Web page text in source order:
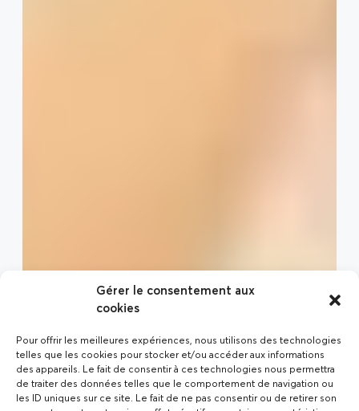
Gérer le consentement aux
cookies
Pour offrir les meilleures expériences, nous utilisons des technologies
telles que les cookies pour stocker et/ou accéder aux informations
des appareils. Le fait de consentir à ces technologies nous permettra
de traiter des données telles que le comportement de navigation ou
les ID uniques sur ce site. Le fait de ne pas consentir ou de retirer son